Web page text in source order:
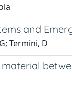
and
Termini, D
material